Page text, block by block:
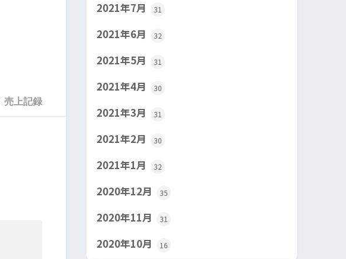
売上記録
2021年7月 31
2021年6月 32
2021年5月 31
2021年4月 30
2021年3月 31
2021年2月 30
2021年1月 32
2020年12月 35
2020年11月 31
2020年10月 16